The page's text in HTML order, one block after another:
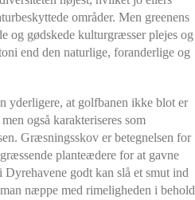
områder. Men greenens
og gødskede kulturgræsser plejes og
end den naturlige, foranderlige og
yderligere, at golfbanen ikke blot er
også karakteriseres som
Græsningsskov er betegnelsen for
planteædere for at gavne
godt kan slå et smut ind
næppe med rimeligheden i behold